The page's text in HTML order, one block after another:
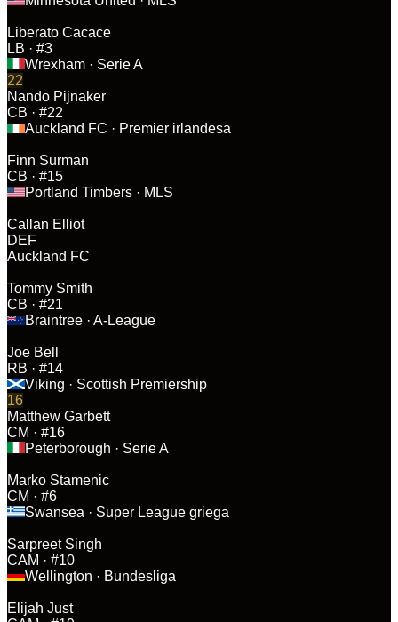
Liberato Cacace
LB · #3
Wrexham · Serie A
22
Nando Pijnaker
CB · #22
Auckland FC · Premier irlandesa
Finn Surman
CB · #15
Portland Timbers · MLS
Callan Elliot
DEF
Auckland FC
Tommy Smith
CB · #21
Braintree · A-League
Joe Bell
RB · #14
Viking · Scottish Premiership
16
Matthew Garbett
CM · #16
Peterborough · Serie A
Marko Stamenic
CM · #6
Swansea · Super League griega
Sarpreet Singh
CAM · #10
Wellington · Bundesliga
Elijah Just